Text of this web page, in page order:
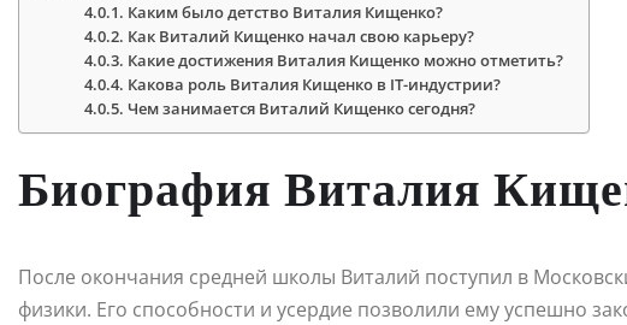
Каким было детство Виталия Кищенко?
Как Виталий Кищенко начал свою карьеру?
Какие достижения Виталия Кищенко можно отметить?
Какова роль Виталия Кищенко в IT-индустрии?
Чем занимается Виталий Кищенко сегодня?
Биография Виталия
После окончания средней школы Виталий поступил в
физики. Его способности и усердие позволили ему успешно